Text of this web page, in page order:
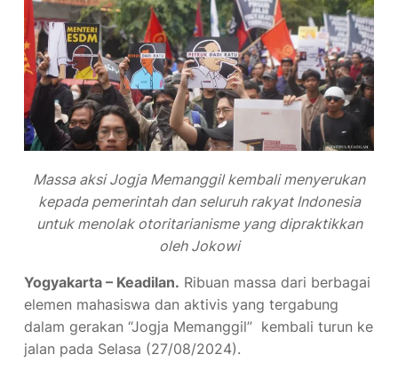
Massa aksi Jogja Memanggil kembali menyerukan
kepada pemerintah dan seluruh rakyat Indonesia
untuk menolak otoritarianisme yang dipraktikkan
oleh Jokowi
Yogyakarta – Keadilan. Ribuan massa dari berbagai
elemen mahasiswa dan aktivis yang tergabung
dalam gerakan “Jogja Memanggil” kembali turun ke
jalan pada Selasa (27/08/2024).